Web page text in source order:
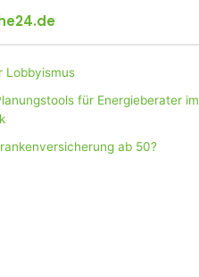
Lobbyismus
für Energieberater im
ab 50?